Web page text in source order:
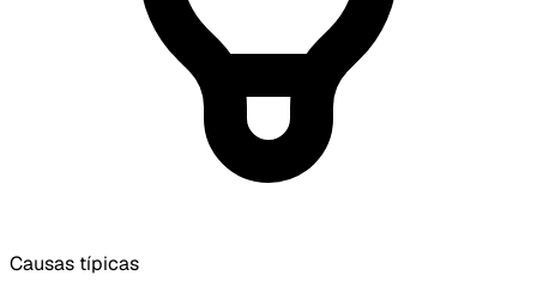
Causas típicas